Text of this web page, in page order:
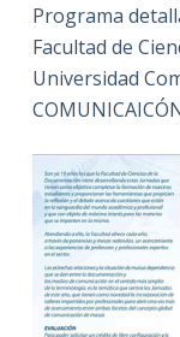
d
o
Programa
Facultad de
Universidad